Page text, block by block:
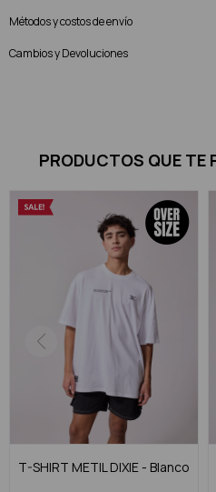
Métodos y costos de envío
Cambios y Devoluciones
PRODUCTOS QUE TE
T-SHIRT METIL DIXIE - Blanco